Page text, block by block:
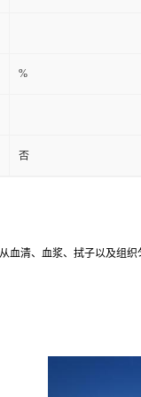
%
否
血清、血浆、拭子以及组织